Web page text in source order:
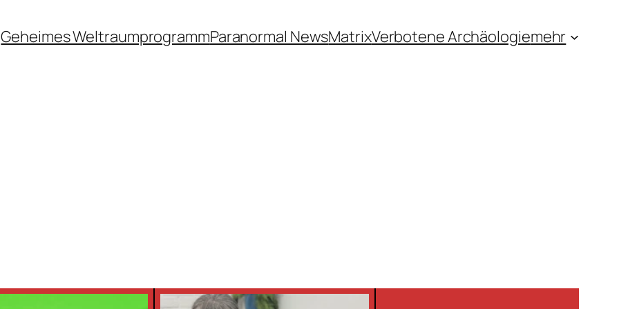
Geheimes WeltraumprogrammParanormal NewsMatrixVerbotene Archäologiemehr